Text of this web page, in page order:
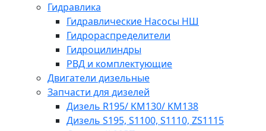
Гидравлика
Гидравлические Насосы НШ
Гидрораспределители
Гидроцилиндры
РВД и комплектующие
Двигатели дизельные
Запчасти для дизелей
Дизель R195/ KM130/ KM138
Дизель S195, S1100, S1110, ZS1115